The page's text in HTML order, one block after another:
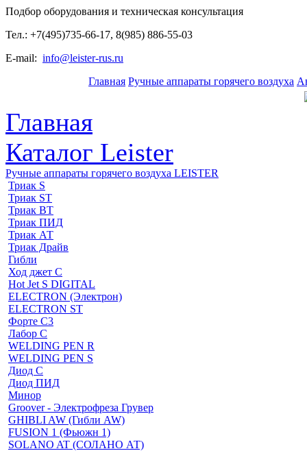
Подбор оборудования и техническая консультация
Тел.: +7(495)735-66-17, 8(985) 886-55-03
E-mail: info@leister-rus.ru
Главная Ручные аппараты горячего воздуха
Главная
Каталог Leister
Ручные аппараты горячего воздуха LEISTER
Триак S
Триак ST
Триак ВТ
Триак ПИД
Триак АТ
Триак Драйв
Гибли
Ход джет С
Hot Jet S DIGITAL
ELECTRON (Электрон)
ELECTRON ST
Форте С3
Лабор С
WELDING PEN R
WELDING PEN S
Диод С
Диод ПИД
Минор
Groover - Электрофреза Грувер
GHIBLI AW (Гибли AW)
FUSION 1 (Фьюжн 1)
SOLANO AT (СОЛАНО АТ)